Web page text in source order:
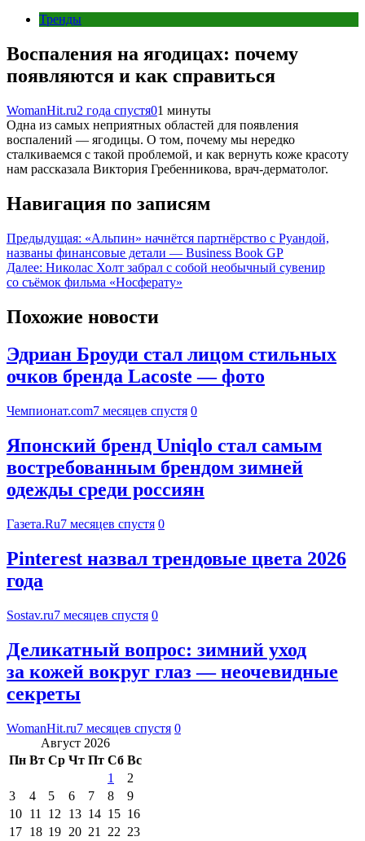
Тренды
Воспаления на ягодицах: почему
появляются и как справиться
WomanHit.ru2 года спустя01 минуты
Одна из самых неприятных областей для появления
воспалений — ягодицы. О том, почему мы нередко
сталкиваемся с такой проблемой, и как вернуть коже красоту
нам рассказала Виктория Гребенникова, врач-дерматолог.
Навигация по записям
Предыдущая: «Альпин» начнётся партнёрство с Руандой,
названы финансовые детали — Business Book GP
Далее: Николас Холт забрал с собой необычный сувенир
со съёмок фильма «Носферату»
Похожие новости
Эдриан Броуди стал лицом стильных
очков бренда Lacoste — фото
Чемпионат.com7 месяцев спустя 0
Японский бренд Uniqlo стал самым
востребованным брендом зимней
одежды среди россиян
Газета.Ru7 месяцев спустя 0
Pinterest назвал трендовые цвета 2026
года
Sostav.ru7 месяцев спустя 0
Деликатный вопрос: зимний уход
за кожей вокруг глаз — неочевидные
секреты
WomanHit.ru7 месяцев спустя 0
Август 2026
Пн Вт Ср Чт Пт Сб Вс
1
2
3
4 5 6 7 8
9
10 11 12 13 14 15 16
17 18 19 20 21 22 23